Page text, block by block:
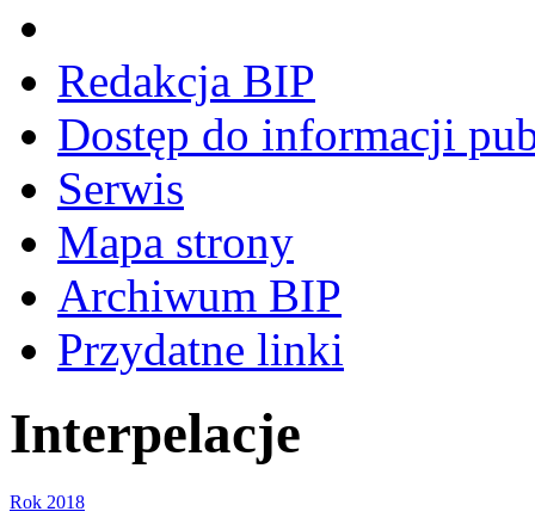
Redakcja BIP
Dostęp do informacji
Serwis
Mapa strony
Archiwum BIP
Przydatne linki
Interpelacje
Rok 2018